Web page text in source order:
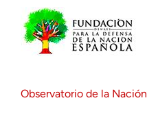
contenido
Observatorio de la Nación